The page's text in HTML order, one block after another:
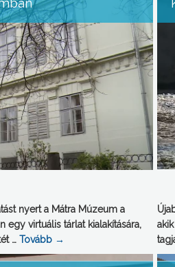
nyert a Mátra Múzeum a
egy virtuális tárlat kialakítására,
… Tovább →